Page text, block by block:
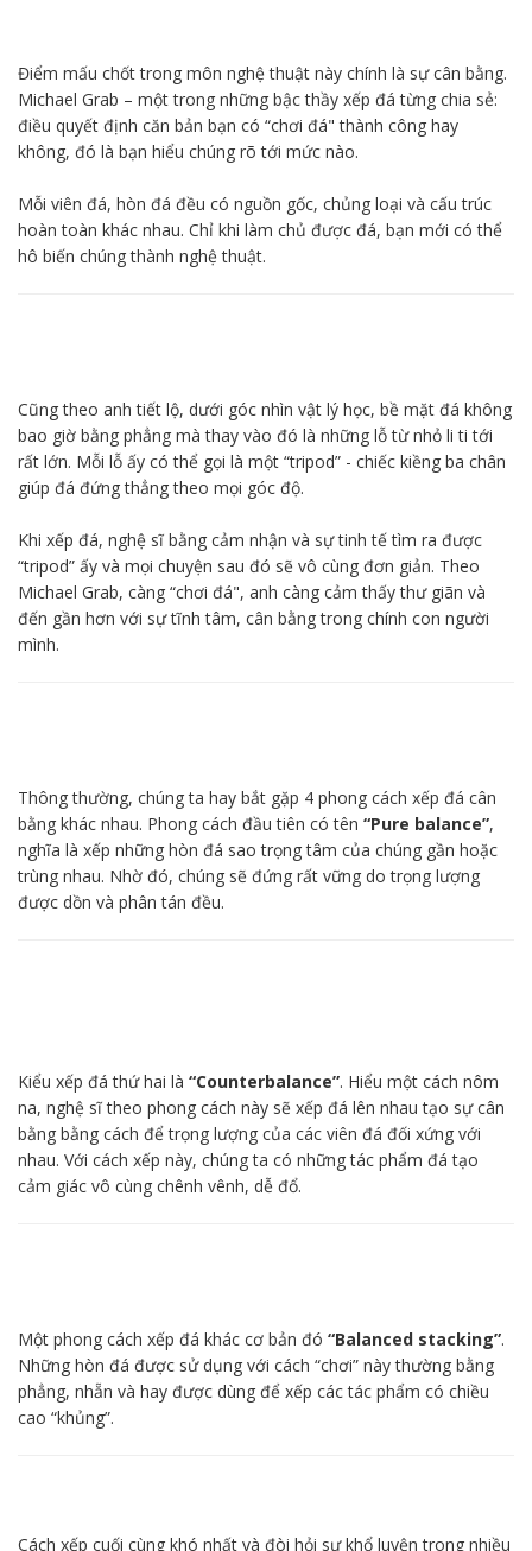
Điểm mấu chốt trong môn nghệ thuật này chính là sự cân bằng.
Michael Grab – một trong những bậc thầy xếp đá từng chia sẻ:
điều quyết định căn bản bạn có “chơi đá" thành công hay
không, đó là bạn hiểu chúng rõ tới mức nào.
Mỗi viên đá, hòn đá đều có nguồn gốc, chủng loại và cấu trúc
hoàn toàn khác nhau. Chỉ khi làm chủ được đá, bạn mới có thể
hô biến chúng thành nghệ thuật.
Cũng theo anh tiết lộ, dưới góc nhìn vật lý học, bề mặt đá không
bao giờ bằng phẳng mà thay vào đó là những lỗ từ nhỏ li ti tới
rất lớn. Mỗi lỗ ấy có thể gọi là một “tripod” - chiếc kiềng ba chân
giúp đá đứng thẳng theo mọi góc độ.
Khi xếp đá, nghệ sĩ bằng cảm nhận và sự tinh tế tìm ra được
“tripod” ấy và mọi chuyện sau đó sẽ vô cùng đơn giản. Theo
Michael Grab, càng “chơi đá", anh càng cảm thấy thư giãn và
đến gần hơn với sự tĩnh tâm, cân bằng trong chính con người
mình.
Thông thường, chúng ta hay bắt gặp 4 phong cách xếp đá cân
bằng khác nhau. Phong cách đầu tiên có tên “Pure balance”,
nghĩa là xếp những hòn đá sao trọng tâm của chúng gần hoặc
trùng nhau. Nhờ đó, chúng sẽ đứng rất vững do trọng lượng
được dồn và phân tán đều.
Kiểu xếp đá thứ hai là “Counterbalance”. Hiểu một cách nôm
na, nghệ sĩ theo phong cách này sẽ xếp đá lên nhau tạo sự cân
bằng bằng cách để trọng lượng của các viên đá đối xứng với
nhau. Với cách xếp này, chúng ta có những tác phẩm đá tạo
cảm giác vô cùng chênh vênh, dễ đổ.
Một phong cách xếp đá khác cơ bản đó “Balanced stacking”.
Những hòn đá được sử dụng với cách “chơi” này thường bằng
phẳng, nhẵn và hay được dùng để xếp các tác phẩm có chiều
cao “khủng”.
Cách xếp cuối cùng khó nhất và đòi hỏi sự khổ luyện trong nhiều